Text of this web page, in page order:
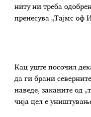
ниту ни треба
пренесува „Тајмс оф
Кац уште посочил
да ги брани
наведе, заканите од
чија цел е